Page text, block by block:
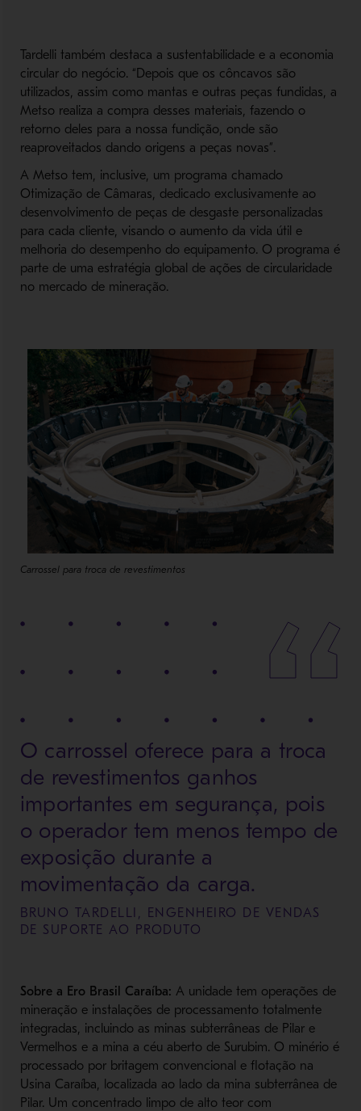
Tardelli também destaca a sustentabilidade e a economia
circular do negócio. “Depois que os côncavos são
utilizados, assim como mantas e outras peças fundidas, a
Metso realiza a compra desses materiais, fazendo o
retorno deles para a nossa fundição, onde são
reaproveitados dando origens a peças novas”.
A Metso tem, inclusive, um programa chamado
Otimização de Câmaras, dedicado exclusivamente ao
desenvolvimento de peças de desgaste personalizadas
para cada cliente, visando o aumento da vida útil e
melhoria do desempenho do equipamento. O programa é
parte de uma estratégia global de ações de circularidade
no mercado de mineração.
Carrossel para troca de revestimentos
O carrossel oferece para a troca
de revestimentos ganhos
importantes em segurança, pois
o operador tem menos tempo de
exposição durante a
movimentação da carga.
BRUNO TARDELLI, ENGENHEIRO DE VENDAS
DE SUPORTE AO PRODUTO
Sobre a Ero Brasil Caraíba: A unidade tem operações de
mineração e instalações de processamento totalmente
integradas, incluindo as minas subterrâneas de Pilar e
Vermelhos e a mina a céu aberto de Surubim. O minério é
processado por britagem convencional e flotação na
Usina Caraíba, localizada ao lado da mina subterrânea de
Pilar. Um concentrado limpo de alto teor com